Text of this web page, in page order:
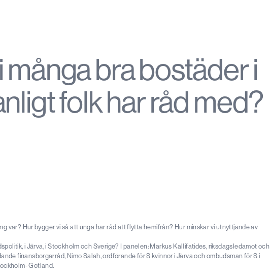
många bra bostäder i
folk har råd med?
var? Hur bygger vi så att unga har råd att flytta hemifrån? Hur minskar vi utnyttjande av
i Järva, i Stockholm och Sverige? I panelen: Markus Kallifatides, riksdagsledamot och
finansborgarråd, Nimo Salah, ordförande för S kvinnor i Järva och ombudsman för S i
Gotland.